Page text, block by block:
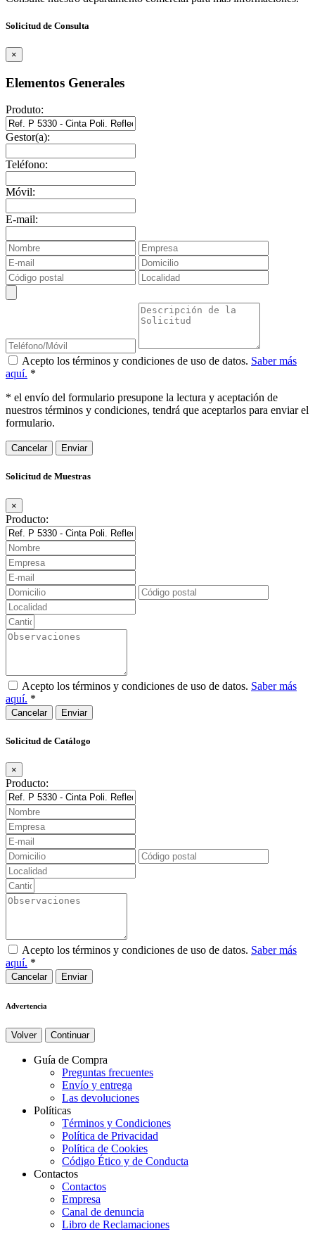
Solicitud de Consulta
×
Elementos Generales
Produto:
Gestor(a):
Teléfono:
Móvil:
E-mail:
Acepto los términos y condiciones de uso de datos. Saber más
aquí. *
* el envío del formulario presupone la lectura y aceptación de
nuestros términos y condiciones, tendrá que aceptarlos para enviar el
formulario.
Cancelar
Solicitud de Muestras
×
Producto:
Acepto los términos y condiciones de uso de datos. Saber más
aquí. *
Cancelar
Solicitud de Catálogo
×
Producto:
Acepto los términos y condiciones de uso de datos. Saber más
aquí. *
Cancelar
Advertencia
Volver Continuar
Guía de Compra
Preguntas frecuentes
Envío y entrega
Las devoluciones
Políticas
Términos y Condiciones
Política de Privacidad
Política de Cookies
Código Ético y de Conducta
Contactos
Contactos
Empresa
Canal de denuncia
Libro de Reclamaciones